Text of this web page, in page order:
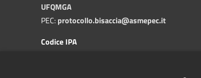
UFQMGA
PEC: protocollo.bisaccia@asmepec.it
Codice IPA